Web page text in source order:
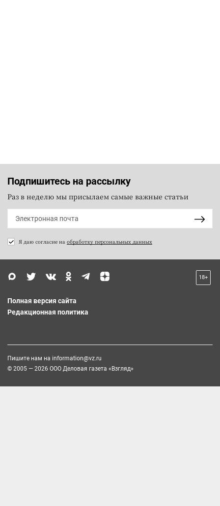
Подпишитесь на рассылку
Раз в неделю мы присылаем самые важные статьи
Я даю согласие на обработку персональных данных
18+
Полная версия сайта
Редакционная политика
Пишите нам на information@vz.ru
© 2005 — 2026 ООО Деловая газета «Взгляд»